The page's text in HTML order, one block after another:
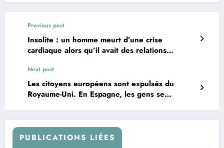
Previous post
Insolite : un homme meurt d’une crise
cardiaque alors qu’il avait des relations
doit être indemnisée
Next post
Les citoyens européens sont expulsés du
Royaume-Uni. En Espagne, les gens se
PUBLICATIONS LIÉES